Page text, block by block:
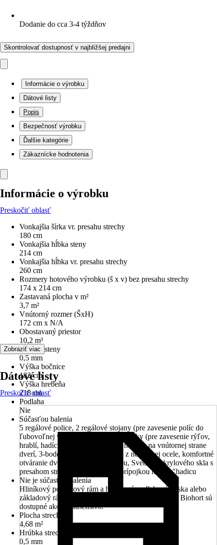
Dodanie do cca 3-4 týždňov
Skontrolovať dostupnosť v najbližšej predajni
Informácie o výrobku
Dátové listy
Popis
Bezpečnosť výrobku
Ďalšie kategórie
Zákaznícke hodnotenia
Informácie o výrobku
Preskočiť oblasť
Vonkajšia šírka vr. presahu strechy
180 cm
Vonkajšia hĺbka steny
214 cm
Vonkajšia hĺbka vr. presahu strechy
260 cm
Rozmery hotového výrobku (š x v) bez presahu strechy
174 x 214 cm
Zastavaná plocha v m²
3,7 m²
Vnútorný rozmer (ŠxH)
172 cm x N/A
Obostavaný priestor
10,2 m³
Hrúbka steny
0,5 mm
Výška bočnice
182 cm
Výška hrebeňa
218 cm
Podlaha
Nie
Súčasťou balenia
5 regálové police, 2 regálové stojany (pre zavesenie políc do
ľubovoľnej výšky), 4 nástrojové držiaky (pre zavesenie rýľov,
hrablí, hadíc a pod.), 2 držiaky na náradie na vnútornej strane
dverí, 3-bodový zámok s kľučkou z nerezovej ocele, komfortné
otváranie dverí s tlakovou pružinou, Svetlík z akrylového skla s
presahom strechy, strešný žľab s prípojkou na 5/4 "hadicu
Nie je súčasťou balenia
Hliníkový podlahový rám a hliníková podlahová doska alebo
základový rám pre ukotvenie na zemných skrutkách Biohort sú
dostupné ako príslušenstvo.
Plocha strechy
4,68 m²
Hrúbka strechy
0,5 mm
Zobraziť viac
Dátové listy
Preskočiť oblasť